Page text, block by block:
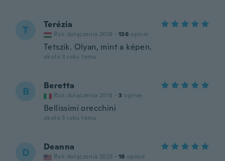
T Terézia
Rok dołączenia 2018 · 136 opinie
Tetszik. Olyan, mint a képen.
około 3 roku temu
B Beretta
Rok dołączenia 2018 · 3 opinie
Bellissimi orecchini
około 3 roku temu
D Deanna
Rok dołączenia 2023 · 18 opinie